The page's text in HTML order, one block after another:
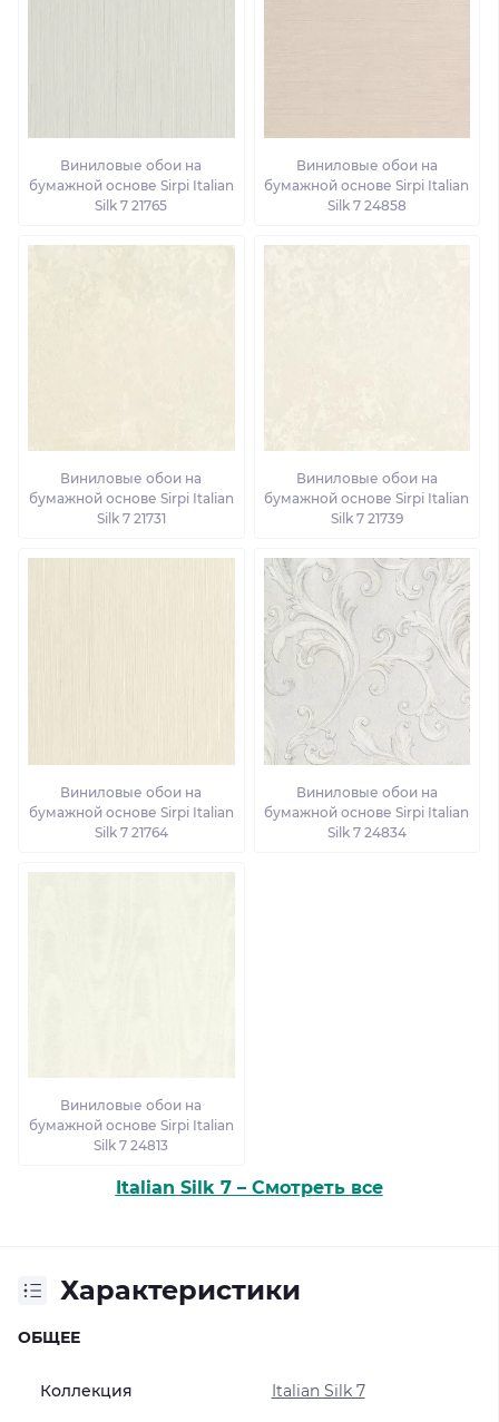
Виниловые обои на
бумажной основе Sirpi Italian
Silk 7 21765
Виниловые обои на
бумажной основе Sirpi Italian
Silk 7 24858
Виниловые обои на
бумажной основе Sirpi Italian
Silk 7 21731
Виниловые обои на
бумажной основе Sirpi Italian
Silk 7 21739
Виниловые обои на
бумажной основе Sirpi Italian
Silk 7 21764
Виниловые обои на
бумажной основе Sirpi Italian
Silk 7 24834
Виниловые обои на
бумажной основе Sirpi Italian
Silk 7 24813
Italian Silk 7 – Смотреть все
Характеристики
ОБЩЕЕ
Коллекция Italian Silk 7